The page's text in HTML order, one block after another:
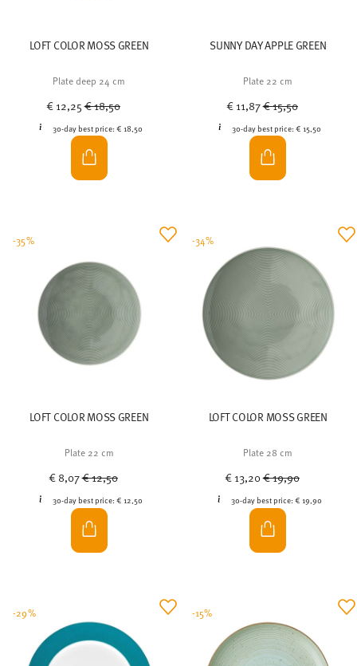
LOFT COLOR MOSS GREEN
Plate deep 24 cm
€ 12,25Price reduced from
€ 18,50
30-day best price:€ 18,50
SUNNY DAY APPLE GREEN
Plate 22 cm
€ 11,87Price reduced from
€ 15,50
30-day best price:€ 15,50
LOFT COLOR MOSS GREEN
Plate 22 cm
€ 8,07Price reduced from
€ 12,50
30-day best price:€ 12,50
-35%
LOFT COLOR MOSS GREEN
Plate 28 cm
€ 13,20Price reduced from
€ 19,90
30-day best price:€ 19,90
-34%
-29% -15%